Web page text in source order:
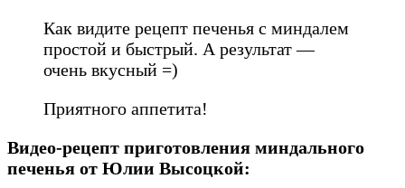
Как видите рецепт печенья с миндалем
простой и быстрый. А результат —
очень вкусный =)
Приятного аппетита!
Видео-рецепт приготовления миндального
печенья от Юлии Высоцкой: